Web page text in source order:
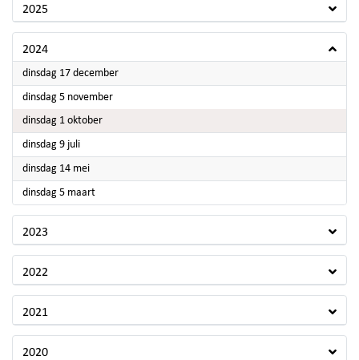
2025
2024
dinsdag 17 december2024
dinsdag 5 november2024
dinsdag 1 oktober2024
dinsdag 9 juli2024
dinsdag 14 mei2024
dinsdag 5 maart2024
2023
2022
2021
2020